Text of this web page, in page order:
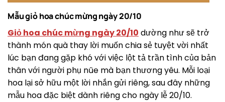
Mẫu giỏ hoa chúc mừng ngày 20/10
Giỏ hoa chúc mừng ngày 20/10 dường như sẽ trở
thành món quà thay lời muốn chia sẻ tuyệt vời nhất
lúc bạn đang gặp khó với việc lột tả trần tình của bản
thân với người phụ nũe mà bạn thương yêu. Mỗi loại
hoa lại sở hữu một lời nhắn gửi riêng, sau đây những
mẫu hoa đặc biệt dành riêng cho ngày lễ 20/10.